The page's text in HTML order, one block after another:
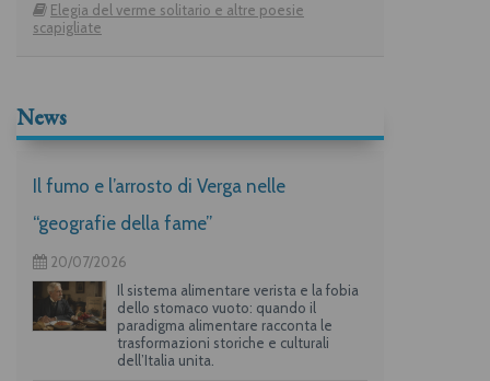
Elegia del verme solitario e altre poesie
scapigliate
News
Il fumo e l’arrosto di Verga nelle
“geografie della fame”
20/07/2026
Il sistema alimentare verista e la fobia
dello stomaco vuoto: quando il
paradigma alimentare racconta le
trasformazioni storiche e culturali
dell’Italia unita.